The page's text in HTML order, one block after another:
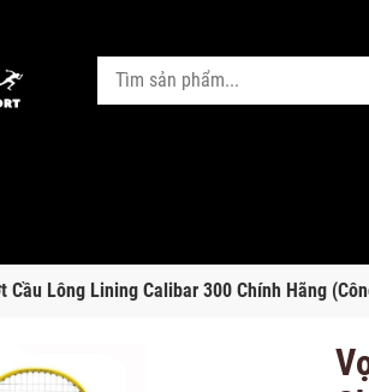
Cầu Lông Lining Calibar 300 Chính Hãng